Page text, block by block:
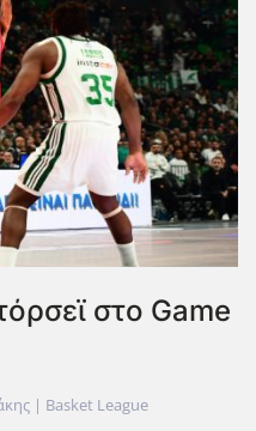
στο Game
| Basket League